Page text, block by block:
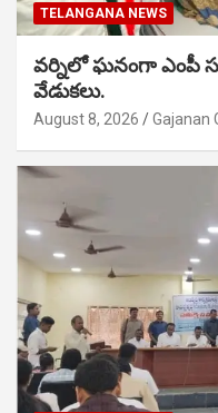
TELANGANA NEWS
వర్నిలో ఘనంగా ఎంపీ
వేడుకలు.
August 8, 2026 Gajanan